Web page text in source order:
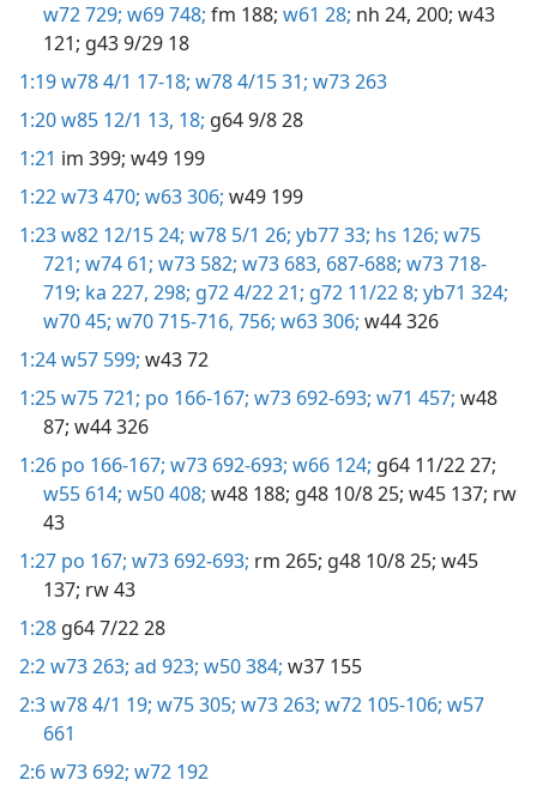
w72 729; w69 748; fm 188; w61 28; nh 24, 200; w43
121; g43 9/29 18
1:19w78 4/1 17-18; w78 4/15 31; w73 263
1:20w85 12/1 13, 18; g64 9/8 28
1:21 im 399; w49 199
1:22w73 470; w63 306; w49 199
1:23w82 12/15 24; w78 5/1 26; yb77 33; hs 126; w75
721; w74 61; w73 582; w73 683, 687-688; w73 718-
719; ka 227, 298; g72 4/22 21; g72 11/22 8; yb71 324;
w70 45; w70 715-716, 756; w63 306; w44 326
1:24w57 599; w43 72
1:25w75 721; po 166-167; w73 692-693; w71 457; w48
87; w44 326
1:26 po 166-167; w73 692-693; w66 124; g64 11/22 27;
w55 614; w50 408; w48 188; g48 10/8 25; w45 137; rw
43
1:27 po 167; w73 692-693; rm 265; g48 10/8 25; w45
137; rw 43
1:28 g64 7/22 28
2:2w73 263; ad 923; w50 384; w37 155
2:3w78 4/1 19; w75 305; w73 263; w72 105-106; w57
661
2:6w73 692; w72 192